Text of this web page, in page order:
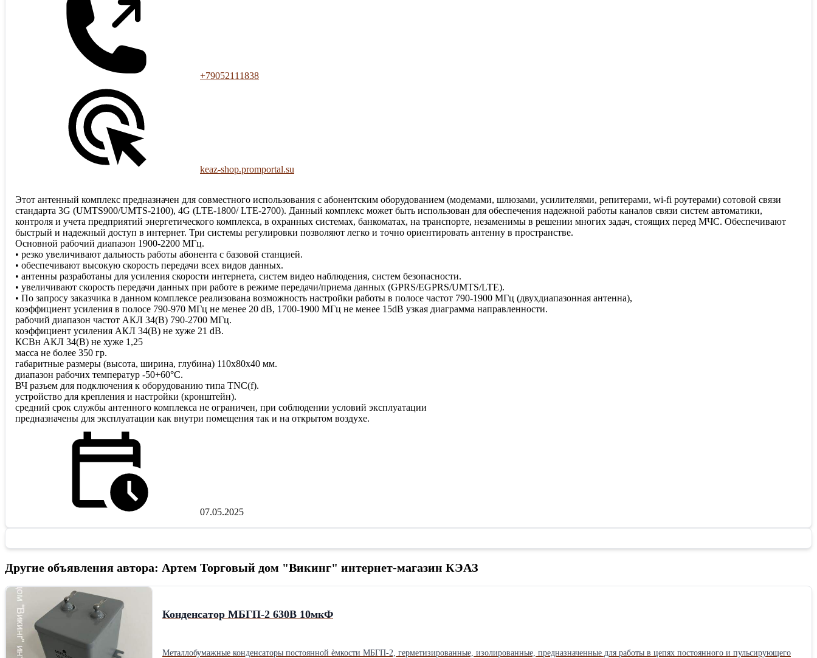
+79052111838
keaz-shop.promportal.su
Этот антенный комплекс предназначен для совместного использования с абонентским оборудованием (модемами, шлюзами, усилителями, репитерами, wi-fi роутерами) сотовой связи
стандарта 3G (UMTS900/UMTS-2100), 4G (LTE-1800/ LTE-2700). Данный комплекс может быть использован для обеспечения надежной работы каналов связи систем автоматики,
контроля и учета предприятий энергетического комплекса, в охранных системах, банкоматах, на транспорте, незаменимы в решении многих задач, стоящих перед МЧС. Обеспечивают
быстрый и надежный доступ в интернет. Три системы регулировки позволяют легко и точно ориентировать антенну в пространстве.
Основной рабочий диапазон 1900-2200 МГц.
• резко увеличивают дальность работы абонента с базовой станцией.
• обеспечивают высокую скорость передачи всех видов данных.
• антенны разработаны для усиления скорости интернета, систем видео наблюдения, систем безопасности.
• увеличивают скорость передачи данных при работе в режиме передачи/приема данных (GPRS/EGPRS/UMTS/LTE).
• По запросу заказчика в данном комплексе реализована возможность настройки работы в полосе частот 790-1900 МГц (двухдиапазонная антенна),
коэффициент усиления в полосе 790-970 МГц не менее 20 dB, 1700-1900 МГц не менее 15dB узкая диаграмма направленности.
рабочий диапазон частот АКЛ 34(В) 790-2700 МГц.
коэффициент усиления АКЛ 34(В) не хуже 21 dB.
КСВн АКЛ 34(В) не хуже 1,25
масса не более 350 гр.
габаритные размеры (высота, ширина, глубина) 110х80х40 мм.
диапазон рабочих температур -50+60°С.
ВЧ разъем для подключения к оборудованию типа TNC(f).
устройство для крепления и настройки (кронштейн).
средний срок службы антенного комплекса не ограничен, при соблюдении условий эксплуатации
предназначены для эксплуатации как внутри помещения так и на открытом воздухе.
07.05.2025
Другие объявления автора: Артем Торговый дом "Викинг" интернет-магазин КЭАЗ
Конденсатор МБГП-2 630В 10мкФ
Металлобумажные конденсаторы постоянной ѐмкости МБГП-2, герметизированные, изолированные, предназначенные для работы в цепях постоянного и пульсирующего